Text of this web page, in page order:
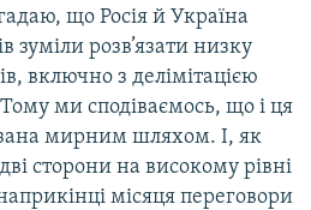
що Росія й Україна
зуміли розв’язати низку
включно з делімітацією
ми сподіваємось, що і ця
мирним шляхом. І, як
сторони на високому рівні
місяця переговори